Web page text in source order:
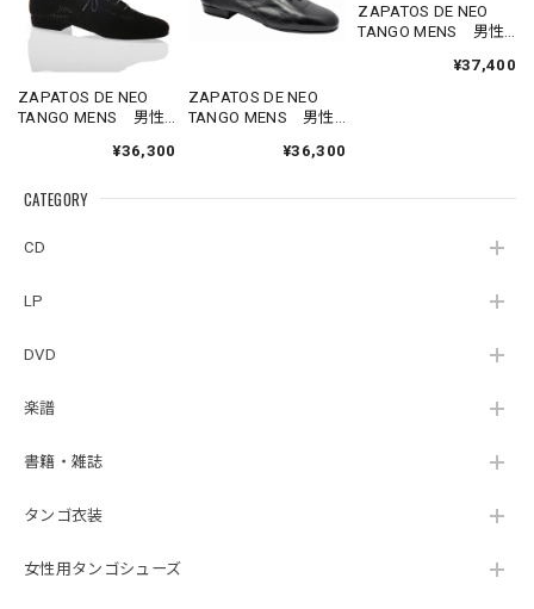
CATEGORY
CD
LP
DVD
楽譜
書籍・雑誌
タンゴ衣装
女性用タンゴシューズ
ZAPATOS DE NEO
TANGO MENS 男性
黒やわらかスエード
¥36,300
ZAPATOS DE NEO
TANGO MENS 男性
黒レザー（約29cm）
¥36,300
ZAPATOS DE NEO
TANGO MENS 男性
黒光沢レザー（約¥37,400